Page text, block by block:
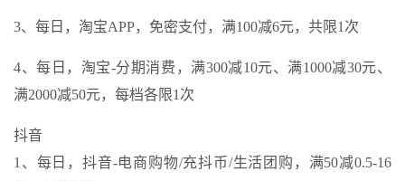
3、每日，淘宝APP，免密支付，满100减6元，共限1次
4、每日，淘宝-分期消费，满300减10元、满1000减30元、
满2000减50元，每档各限1次
抖音
1、每日，抖音-电商购物/充抖币/生活团购，满50减0.5-16